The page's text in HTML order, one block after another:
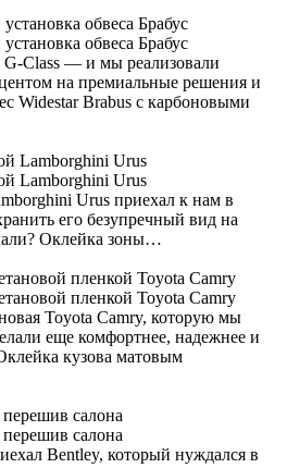
обвеса Брабус
обвеса Брабус
Class — и мы реализовали
на премиальные решения и
Widestar Brabus с карбоновыми
Lamborghini Urus
Lamborghini Urus
Urus приехал к нам в
его безупречный вид на
Оклейка зоны…
пленкой Toyota Camry
пленкой Toyota Camry
Toyota Camry, которую мы
еще комфортнее, надежнее и
кузова матовым
салона
салона
Bentley, который нуждался в